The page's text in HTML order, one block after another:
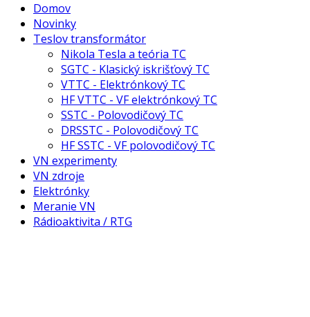
Domov
Novinky
Teslov transformátor
Nikola Tesla a teória TC
SGTC - Klasický iskrišťový TC
VTTC - Elektrónkový TC
HF VTTC - VF elektrónkový TC
SSTC - Polovodičový TC
DRSSTC - Polovodičový TC
HF SSTC - VF polovodičový TC
VN experimenty
VN zdroje
Elektrónky
Meranie VN
Rádioaktivita / RTG